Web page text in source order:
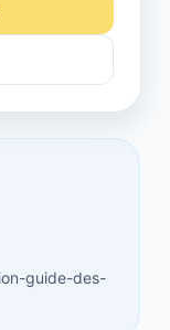
guide-des-